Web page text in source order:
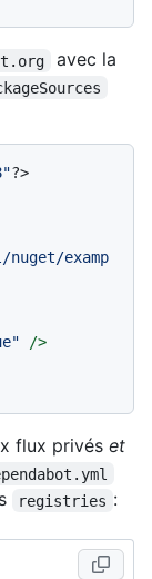
avec la
?>
examp
/>
flux privés et
registries :